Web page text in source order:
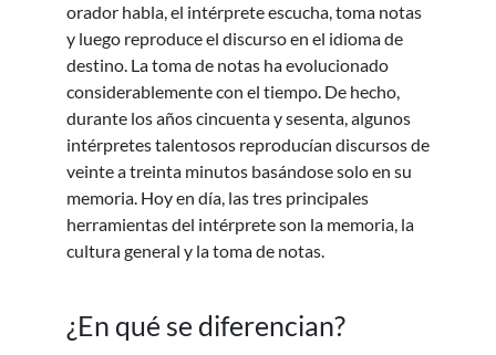
orador habla, el intérprete escucha, toma notas
y luego reproduce el discurso en el idioma de
destino. La toma de notas ha evolucionado
considerablemente con el tiempo. De hecho,
durante los años cincuenta y sesenta, algunos
intérpretes talentosos reproducían discursos de
veinte a treinta minutos basándose solo en su
memoria. Hoy en día, las tres principales
herramientas del intérprete son la memoria, la
cultura general y la toma de notas.
¿En qué se diferencian?